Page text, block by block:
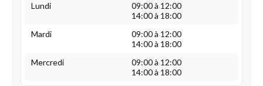
Lundi
09:00 à 12:00
14:00 à 18:00
Mardi
09:00 à 12:00
14:00 à 18:00
Mercredi
09:00 à 12:00
14:00 à 18:00